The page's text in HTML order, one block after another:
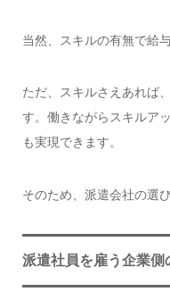
当然、スキルの有無で給
ただ、スキルさえあれば
す。働きながらスキルア
も実現できます。
そのため、派遣会社の選
派遣社員を雇う企業側